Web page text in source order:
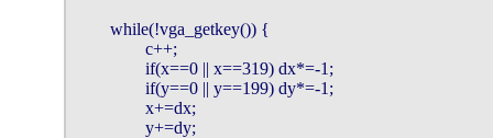
        while(!vga_getkey()) {
                c++;
                if(x==0 || x==319) dx*=-1;
                if(y==0 || y==199) dy*=-1;
                x+=dx;
                y+=dy;